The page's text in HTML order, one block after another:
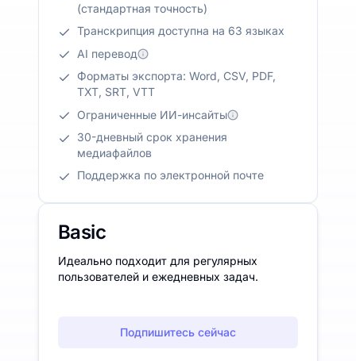
(стандартная точность)
Транскрипция доступна на 63 языках
AI перевод
Форматы экспорта: Word, CSV, PDF,
TXT, SRT, VTT
Ограниченные ИИ-инсайты
30-дневный срок хранения
медиафайлов
Поддержка по электронной почте
Basic
Идеально подходит для регулярных
пользователей и ежедневных задач.
Подпишитесь сейчас